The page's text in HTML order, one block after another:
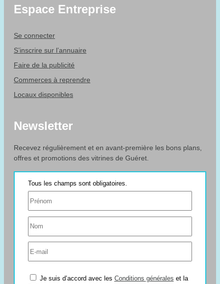
Espace Entreprise
Se connecter
S’inscrire sur l’annuaire
Faire de la publicité
Commerces à reprendre
Locaux disponibles
Newsletter
Recevez régulièrement et en avant-première les bons plans,
offres et promotions des vitrines de Guéret.
Je suis d’accord avec les Conditions générales et la